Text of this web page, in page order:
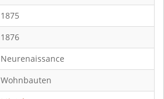
1875
1876
Neurenaissance
Wohnbauten